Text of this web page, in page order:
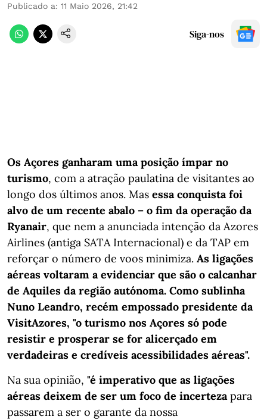
Publicado a: 11 Maio 2026, 21:42
Siga-nos
Os Açores ganharam uma posição ímpar no
turismo, com a atração paulatina de visitantes ao
longo dos últimos anos. Mas essa conquista foi
alvo de um recente abalo – o fim da operação da
Ryanair, que nem a anunciada intenção da Azores
Airlines (antiga SATA Internacional) e da TAP em
reforçar o número de voos minimiza. As ligações
aéreas voltaram a evidenciar que são o calcanhar
de Aquiles da região autónoma. Como sublinha
Nuno Leandro, recém empossado presidente da
VisitAzores, "o turismo nos Açores só pode
resistir e prosperar se for alicerçado em
verdadeiras e credíveis acessibilidades aéreas".
Na sua opinião, "é imperativo que as ligações
aéreas deixem de ser um foco de incerteza para
passarem a ser o garante da nossa